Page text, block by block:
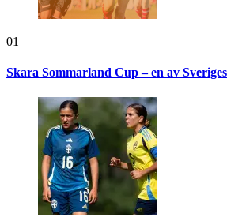
01
Skara Sommarland Cup – en av